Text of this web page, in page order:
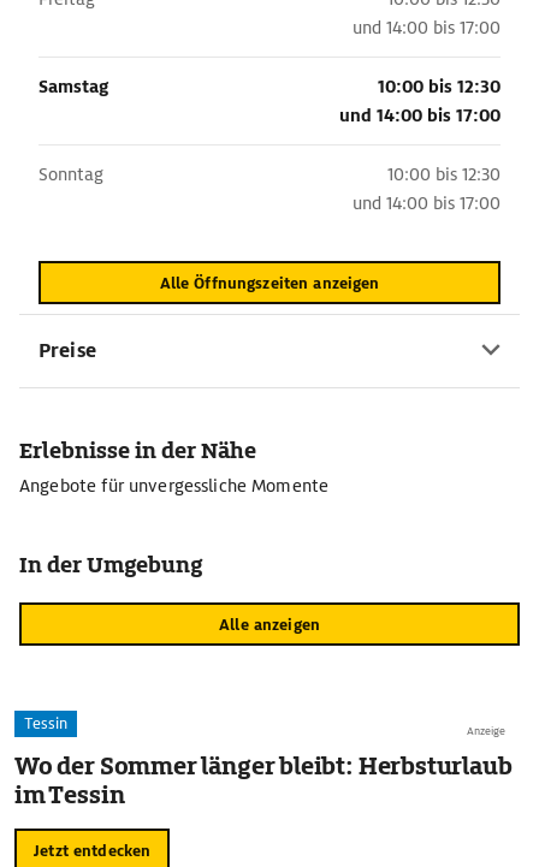
und 14:00 bis 17:00
Samstag
10:00 bis 12:30
und 14:00 bis 17:00
Sonntag
10:00 bis 12:30
und 14:00 bis 17:00
Alle Öffnungszeiten anzeigen
Preise
Erlebnisse in der Nähe
Angebote für unvergessliche Momente
In der Umgebung
Alle anzeigen
Anzeige
Tessin
Wo der Sommer länger bleibt: Herbsturlaub
im Tessin
Jetzt entdecken